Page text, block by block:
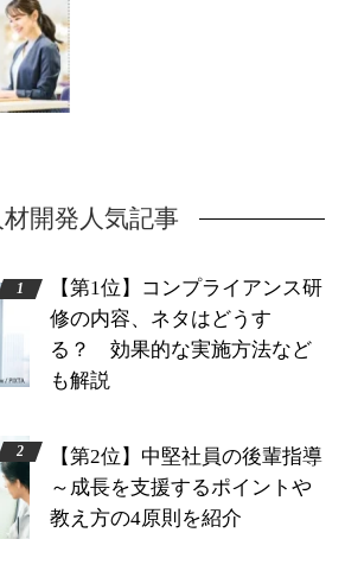
材開発人気記事
【第1位】コンプライアンス研
修の内容、ネタはどうす
る？ 効果的な実施方法など
も解説
【第2位】中堅社員の後輩指導
～成長を支援するポイントや
教え方の4原則を紹介